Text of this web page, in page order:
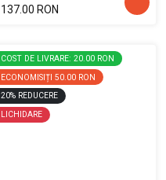
137.00 RON
COST DE LIVRARE: 20.00 RON
ECONOMISIȚI 50.00 RON
20% REDUCERE
LICHIDARE